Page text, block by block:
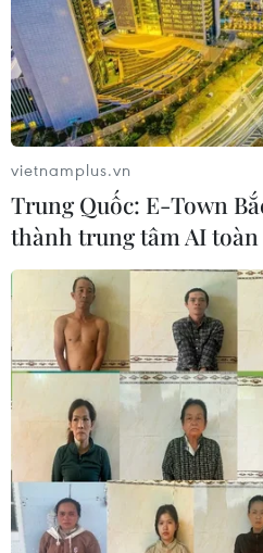
Thủ tướng: Xây dựng
Phòng thành trung
19/12/2021 10:42
Thủ tướng chỉ đạo Hải Phòng
nghiệp xanh, dịch vụ tiên tiến,
nghiệp công nghệ cao, bền
giữa kinh tế, an ninh, quốc
vietnamplus.vn
Trung Quốc: E-Town
thành trung tâm AI toàn